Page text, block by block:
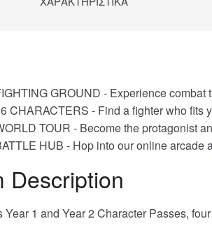
GROUND - Experience
CHARACTERS - Find a fighter who fits
TOUR - Become the protagonist
HUB - Hop into our online arcade
Description
Year 1 and Year 2 Character Passes,